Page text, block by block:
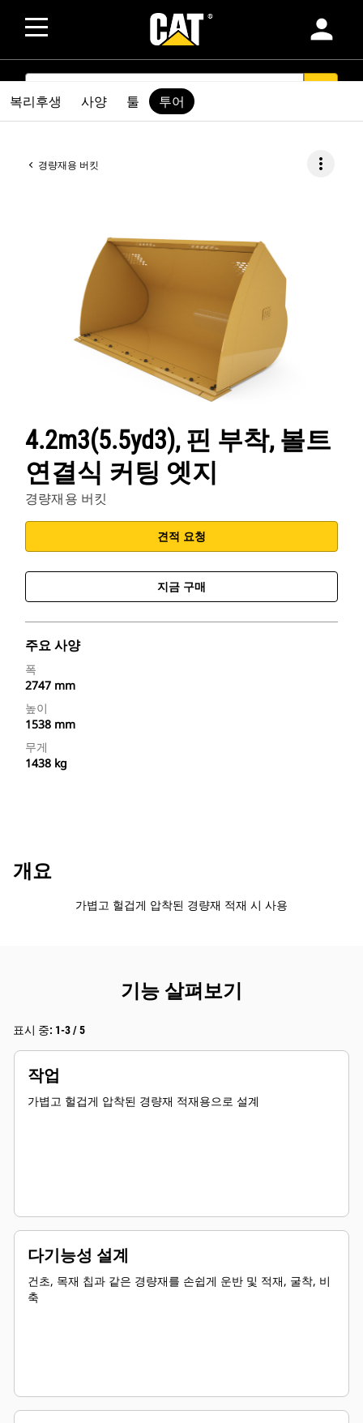
person
SEARCH
경량재용 버킷 more_vert
4.2m3(5.5yd3), 핀 부착, 볼트
연결식 커팅 엣지
경량재용 버킷
견적 요청
지금 구매
주요 사양
폭
2747 mm
높이
1538 mm
무게
1438 kg
복리후생 사양 툴 투어
개요
가볍고 헐겁게 압착된 경량재 적재 시 사용
기능 살펴보기
표시 중: 1-3 / 5
작업
가볍고 헐겁게 압착된 경량재 적재용으로 설계
다기능성 설계
건초, 목재 칩과 같은 경량재를 손쉽게 운반 및 적재, 굴착, 비
축